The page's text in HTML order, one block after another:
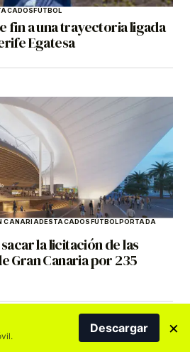
FÚTBOL
fin a una trayectoria ligada
Egatesa
CANARIADESTACADOSFÚTBOLPORTADA
la licitación de las
Gran Canaria por 235
Descargar ×